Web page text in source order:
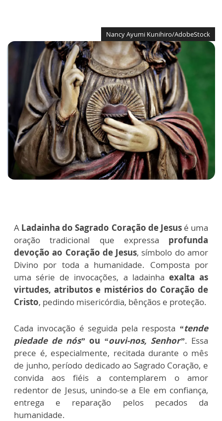
Nancy Ayumi Kunihiro/AdobeStock
A Ladainha do Sagrado Coração de Jesusé uma
oração tradicional que expressa profunda
devoção ao Coração de Jesus, símbolo do amor
Divino por toda a humanidade. Composta por
uma série de invocações, a ladainha exalta as
virtudes, atributos e mistérios do Coração de
Cristo, pedindo misericórdia, bênçãos e proteção.
Cada invocação é seguida pela resposta “tende
piedade de nós” ou “ouvi-nos, Senhor”. Essa
prece é, especialmente, recitada durante o mês
de junho, período dedicado ao Sagrado Coração, e
convida aos fiéis a contemplarem o amor
redentor de Jesus, unindo-se a Ele em confiança,
entrega e reparação pelos pecados da
humanidade.